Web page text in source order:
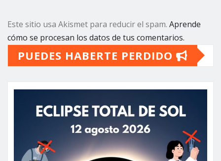
Este sitio usa Akismet para reducir el spam. Aprende
cómo se procesan los datos de tus comentarios.
PUEDES HABERTE PERDIDO